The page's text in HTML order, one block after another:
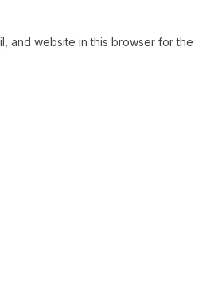
and website in this browser for the